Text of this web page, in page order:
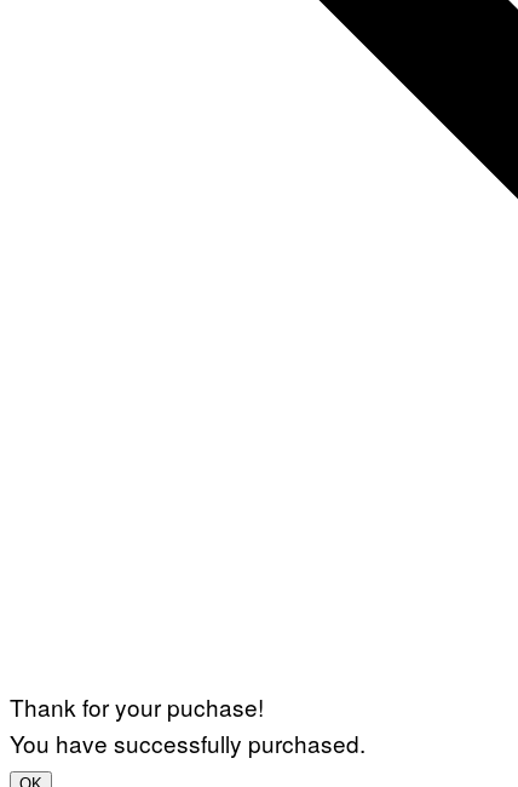
Thank for your puchase!
You have successfully purchased.
OK